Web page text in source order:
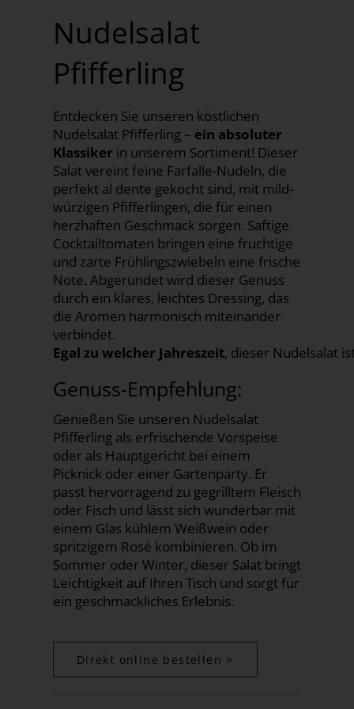
Nudelsalat
Pfifferling
Entdecken Sie unseren köstlichen
Nudelsalat Pfifferling – ein absoluter
Klassiker in unserem Sortiment! Dieser
Salat vereint feine Farfalle-Nudeln, die
perfekt al dente gekocht sind, mit mild-
würzigen Pfifferlingen, die für einen
herzhaften Geschmack sorgen. Saftige
Cocktailtomaten bringen eine fruchtige
und zarte Frühlingszwiebeln eine frische
Note. Abgerundet wird dieser Genuss
durch ein klares, leichtes Dressing, das
die Aromen harmonisch miteinander
verbindet.
Egal zu welcher Jahreszeit, dieser Nudelsalat
Genuss-Empfehlung:
Genießen Sie unseren Nudelsalat
Pfifferling als erfrischende Vorspeise
oder als Hauptgericht bei einem
Picknick oder einer Gartenparty. Er
passt hervorragend zu gegrilltem Fleisch
oder Fisch und lässt sich wunderbar mit
einem Glas kühlem Weißwein oder
spritzigem Rosé kombinieren. Ob im
Sommer oder Winter, dieser Salat bringt
Leichtigkeit auf Ihren Tisch und sorgt für
ein geschmackliches Erlebnis.
Direkt online bestellen >